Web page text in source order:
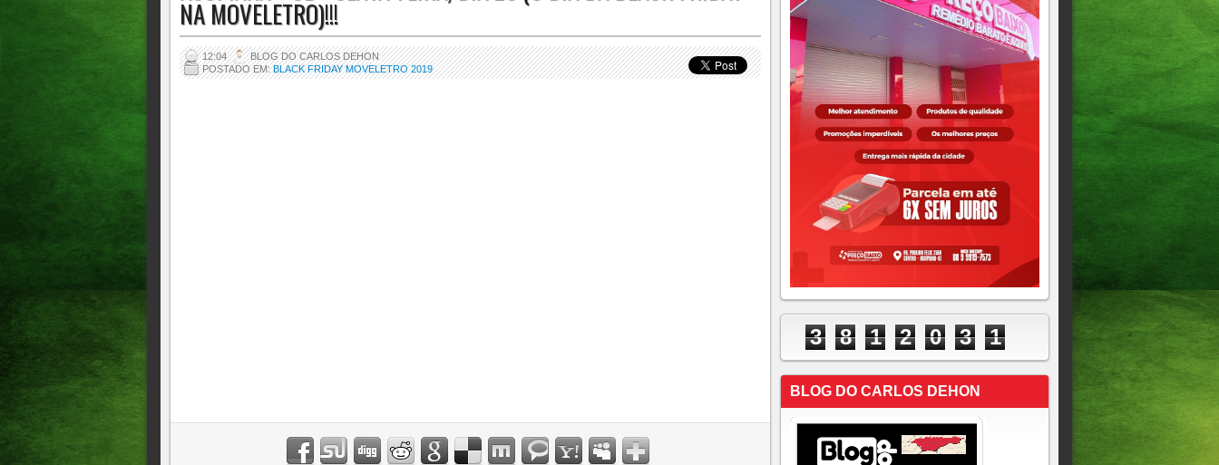
NA MOVELETRO)!!!
12:04
BLOG DO CARLOS DEHON
POSTADO EM:BLACK FRIDAY MOVELETRO 2019
3 8 1 2 0 3 1
BLOG DO CARLOS DEHON